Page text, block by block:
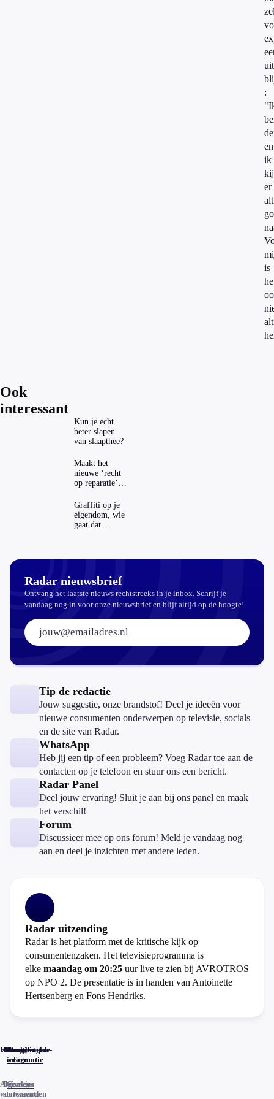
:
en
ik
er
is
Ook
interessant
Kun je echt
beter slapen
van slaapthee?
Maakt het
nieuwe ‘recht
op reparatie’
echt
aantrekkelijker?
Graffiti op je
eigendom, wie
gaat dat
Radar nieuwsbrief
Ontvang het laatste nieuws rechtstreeks in je inbox. Schrijf je
vandaag nog in voor onze nieuwsbrief en blijf altijd op de hoogte!
E-mailadres:
Tip de redactie
Jouw suggestie, onze brandstof! Deel je ideeën voor
nieuwe consumenten onderwerpen op televisie, socials
en de site van Radar.
WhatsApp
Heb jij een tip of een probleem? Voeg Radar toe aan de
contacten op je telefoon en stuur ons een bericht.
Radar Panel
Deel jouw ervaring! Sluit je aan bij ons panel en maak
het verschil!
Forum
Discussieer mee op ons forum! Meld je vandaag nog
aan en deel je inzichten met andere leden.
Radar uitzending
Radar is het platform met de kritische kijk op
consumentenzaken. Het televisieprogramma is
elke maandag om 20:25 uur live te zien bij AVROTROS
op NPO 2. De presentatie is in handen van Antoinette
Hertsenberg en Fons Hendriks.
Home
Actueel
Uitzendingen
Reacties
Programma-
informatie
Veelgestelde
vragen
Algemene
voorwaarden
Privacy
statements
Cookies